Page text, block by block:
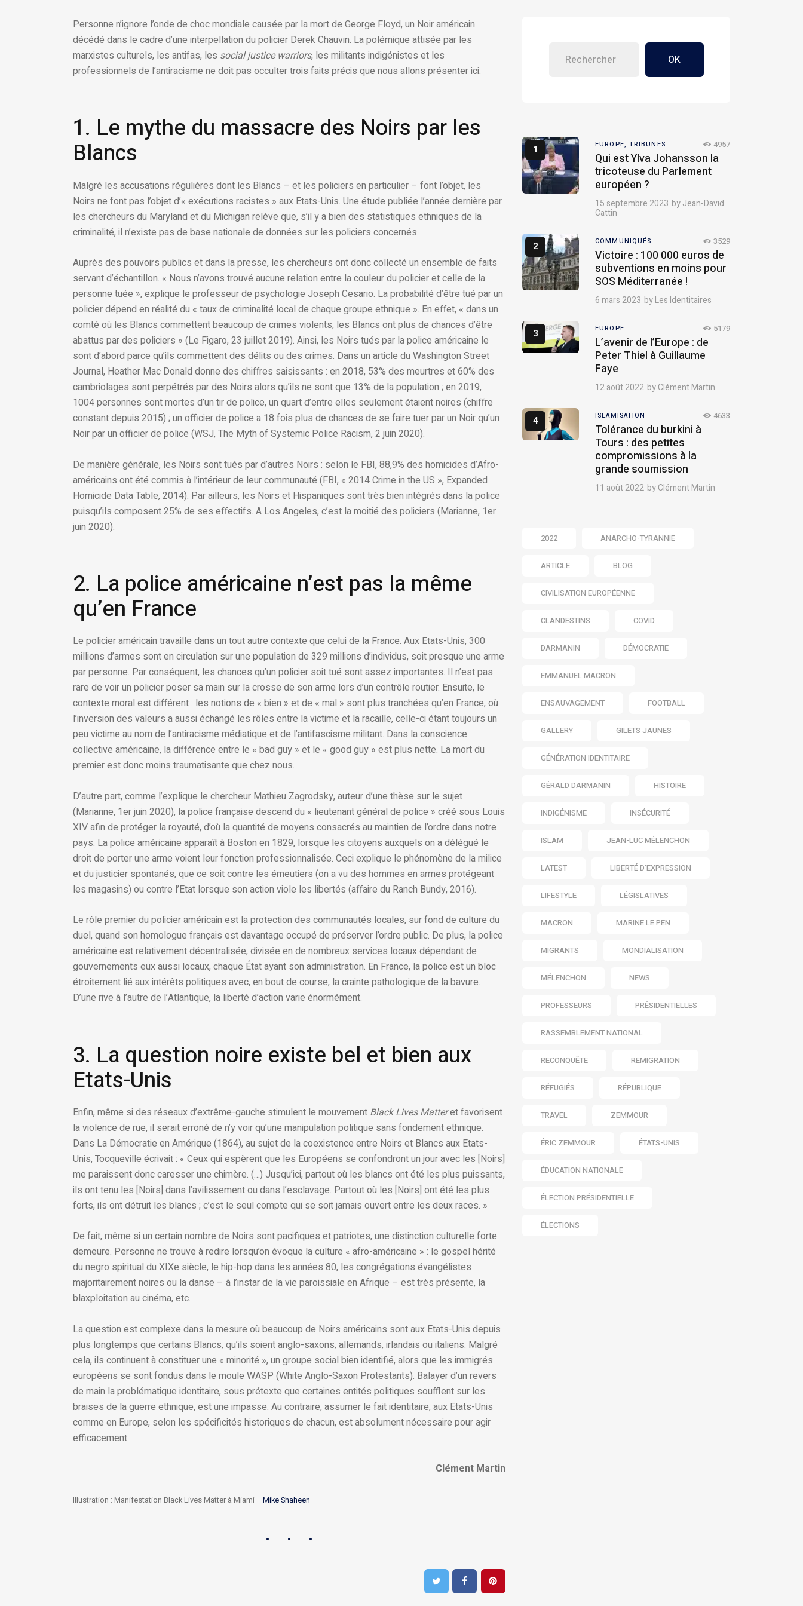
Personne n’ignore l’onde de choc mondiale causée par la mort de George Floyd, un Noir américain
décédé dans le cadre d’une interpellation du policier Derek Chauvin. La polémique attisée par les
marxistes culturels, les antifas, les social justice warriors, les militants indigénistes et les
professionnels de l’antiracisme ne doit pas occulter trois faits précis que nous allons présenter ici.
1. Le mythe du massacre des Noirs par les
Blancs
Malgré les accusations régulières dont les Blancs – et les policiers en particulier – font l’objet, les
Noirs ne font pas l’objet d’« exécutions racistes » aux Etats-Unis. Une étude publiée l’année dernière par
les chercheurs du Maryland et du Michigan relève que, s’il y a bien des statistiques ethniques de la
criminalité, il n’existe pas de base nationale de données sur les policiers concernés.
Auprès des pouvoirs publics et dans la presse, les chercheurs ont donc collecté un ensemble de faits
servant d’échantillon. « Nous n’avons trouvé aucune relation entre la couleur du policier et celle de la
personne tuée », explique le professeur de psychologie Joseph Cesario. La probabilité d’être tué par un
policier dépend en réalité du « taux de criminalité local de chaque groupe ethnique ». En effet, « dans un
comté où les Blancs commettent beaucoup de crimes violents, les Blancs ont plus de chances d’être
abattus par des policiers » (Le Figaro, 23 juillet 2019). Ainsi, les Noirs tués par la police américaine le
sont d’abord parce qu’ils commettent des délits ou des crimes. Dans un article du Washington Street
Journal, Heather Mac Donald donne des chiffres saisissants : en 2018, 53% des meurtres et 60% des
cambriolages sont perpétrés par des Noirs alors qu’ils ne sont que 13% de la population ; en 2019,
1004 personnes sont mortes d’un tir de police, un quart d’entre elles seulement étaient noires (chiffre
constant depuis 2015) ; un officier de police a 18 fois plus de chances de se faire tuer par un Noir qu’un
Noir par un officier de police (WSJ, The Myth of Systemic Police Racism, 2 juin 2020).
De manière générale, les Noirs sont tués par d’autres Noirs : selon le FBI, 88,9% des homicides d’Afro-
américains ont été commis à l’intérieur de leur communauté (FBI, « 2014 Crime in the US », Expanded
Homicide Data Table, 2014). Par ailleurs, les Noirs et Hispaniques sont très bien intégrés dans la police
puisqu’ils composent 25% de ses effectifs. A Los Angeles, c’est la moitié des policiers (Marianne, 1er
juin 2020).
2. La police américaine n’est pas la même
qu’en France
Le policier américain travaille dans un tout autre contexte que celui de la France. Aux Etats-Unis, 300
millions d’armes sont en circulation sur une population de 329 millions d’individus, soit presque une arme
par personne. Par conséquent, les chances qu’un policier soit tué sont assez importantes. Il n’est pas
rare de voir un policier poser sa main sur la crosse de son arme lors d’un contrôle routier. Ensuite, le
contexte moral est différent : les notions de « bien » et de « mal » sont plus tranchées qu’en France, où
l’inversion des valeurs a aussi échangé les rôles entre la victime et la racaille, celle-ci étant toujours un
peu victime au nom de l’antiracisme médiatique et de l’antifascisme militant. Dans la conscience
collective américaine, la différence entre le « bad guy » et le « good guy » est plus nette. La mort du
premier est donc moins traumatisante que chez nous.
D’autre part, comme l’explique le chercheur Mathieu Zagrodsky, auteur d’une thèse sur le sujet
(Marianne, 1er juin 2020), la police française descend du « lieutenant général de police » créé sous Louis
XIV afin de protéger la royauté, d’où la quantité de moyens consacrés au maintien de l’ordre dans notre
pays. La police américaine apparaît à Boston en 1829, lorsque les citoyens auxquels on a délégué le
droit de porter une arme voient leur fonction professionnalisée. Ceci explique le phénomène de la milice
et du justicier spontanés, que ce soit contre les émeutiers (on a vu des hommes en armes protégeant
les magasins) ou contre l’Etat lorsque son action viole les libertés (affaire du Ranch Bundy, 2016).
Le rôle premier du policier américain est la protection des communautés locales, sur fond de culture du
duel, quand son homologue français est davantage occupé de préserver l’ordre public. De plus, la police
américaine est relativement décentralisée, divisée en de nombreux services locaux dépendant de
gouvernements eux aussi locaux, chaque État ayant son administration. En France, la police est un bloc
étroitement lié aux intérêts politiques avec, en bout de course, la crainte pathologique de la bavure.
D’une rive à l’autre de l’Atlantique, la liberté d’action varie énormément.
3. La question noire existe bel et bien aux
Etats-Unis
Enfin, même si des réseaux d’extrême-gauche stimulent le mouvement Black Lives Matteret favorisent
la violence de rue, il serait erroné de n’y voir qu’une manipulation politique sans fondement ethnique.
Dans La Démocratie en Amérique (1864), au sujet de la coexistence entre Noirs et Blancs aux Etats-
Unis, Tocqueville écrivait : « Ceux qui espèrent que les Européens se confondront un jour avec les [Noirs]
me paraissent donc caresser une chimère. (…) Jusqu’ici, partout où les blancs ont été les plus puissants,
ils ont tenu les [Noirs] dans l’avilissement ou dans l’esclavage. Partout où les [Noirs] ont été les plus
forts, ils ont détruit les blancs ; c’est le seul compte qui se soit jamais ouvert entre les deux races. »
De fait, même si un certain nombre de Noirs sont pacifiques et patriotes, une distinction culturelle forte
demeure. Personne ne trouve à redire lorsqu’on évoque la culture « afro-américaine » : le gospel hérité
du negro spiritual du XIXe siècle, le hip-hop dans les années 80, les congrégations évangélistes
majoritairement noires ou la danse – à l’instar de la vie paroissiale en Afrique – est très présente, la
blaxploitation au cinéma, etc.
La question est complexe dans la mesure où beaucoup de Noirs américains sont aux Etats-Unis depuis
plus longtemps que certains Blancs, qu’ils soient anglo-saxons, allemands, irlandais ou italiens. Malgré
cela, ils continuent à constituer une « minorité », un groupe social bien identifié, alors que les immigrés
européens se sont fondus dans le moule WASP (White Anglo-Saxon Protestants). Balayer d’un revers
de main la problématique identitaire, sous prétexte que certaines entités politiques soufflent sur les
braises de la guerre ethnique, est une impasse. Au contraire, assumer le fait identitaire, aux Etats-Unis
comme en Europe, selon les spécificités historiques de chacun, est absolument nécessaire pour agir
efficacement.
Clément Martin
Illustration : Manifestation Black Lives Matter à Miami – Mike Shaheen
OK
EUROPE, TRIBUNES 4957
Qui est Ylva Johansson la
tricoteuse du Parlement
européen ?
15 septembre 2023 byJean-David
Cattin
COMMUNIQUÉS 3529
Victoire : 100 000 euros de
subventions en moins pour
SOS Méditerranée !
6 mars 2023 byLes Identitaires
EUROPE 5179
L’avenir de l’Europe : de
Peter Thiel à Guillaume
Faye
12 août 2022 byClément Martin
ISLAMISATION 4633
Tolérance du burkini à
Tours : des petites
compromissions à la
grande soumission
11 août 2022 byClément Martin
2022 ANARCHO-TYRANNIE
ARTICLE BLOG
CIVILISATION EUROPÉENNE
CLANDESTINS COVID
DARMANIN DÉMOCRATIE
EMMANUEL MACRON
ENSAUVAGEMENT FOOTBALL
GALLERY GILETS JAUNES
GÉNÉRATION IDENTITAIRE
GÉRALD DARMANIN HISTOIRE
INDIGÉNISME INSÉCURITÉ
ISLAM JEAN-LUC MÉLENCHON
LATEST LIBERTÉ D’EXPRESSION
LIFESTYLE LÉGISLATIVES
MACRON MARINE LE PEN
MIGRANTS MONDIALISATION
MÉLENCHON NEWS
PROFESSEURS PRÉSIDENTIELLES
RASSEMBLEMENT NATIONAL
RECONQUÊTE REMIGRATION
RÉFUGIÉS RÉPUBLIQUE
TRAVEL ZEMMOUR
ÉRIC ZEMMOUR ÉTATS-UNIS
ÉDUCATION NATIONALE
ÉLECTION PRÉSIDENTIELLE
ÉLECTIONS